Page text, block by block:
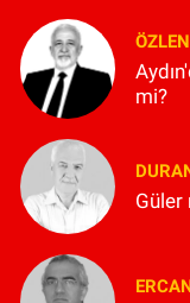
mi?
Güler